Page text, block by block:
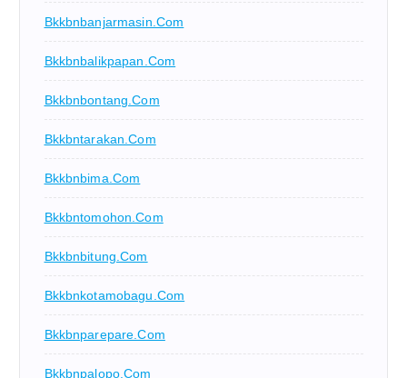
Bkkbnbanjarmasin.com
Bkkbnbalikpapan.com
Bkkbnbontang.com
Bkkbntarakan.com
Bkkbnbima.com
Bkkbntomohon.com
Bkkbnbitung.com
Bkkbnkotamobagu.com
Bkkbnparepare.com
Bkkbnpalopo.com